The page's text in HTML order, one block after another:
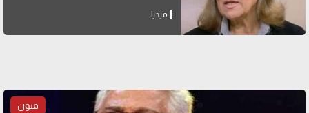
ميديا
فنون